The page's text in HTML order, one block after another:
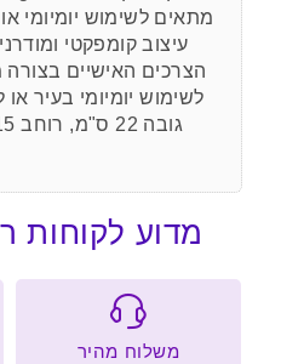
מתאים לשימוש יומיומי
עיצוב קומפקטי
הצרכים האישיים
לשימוש יומיומי בעיר
גובה 22 ס"מ, רוחב 15 ס"מ, עומק 8 ס"מ.
מדוע לקוחות
משלוח מהיר